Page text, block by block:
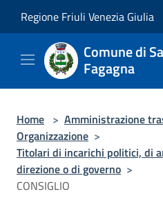
Regione Friuli Venezia Giulia
Comune di
Fagagna
Home > Amministrazione
Organizzazione >
Titolari di incarichi politici, di
direzione o di governo >
CONSIGLIO